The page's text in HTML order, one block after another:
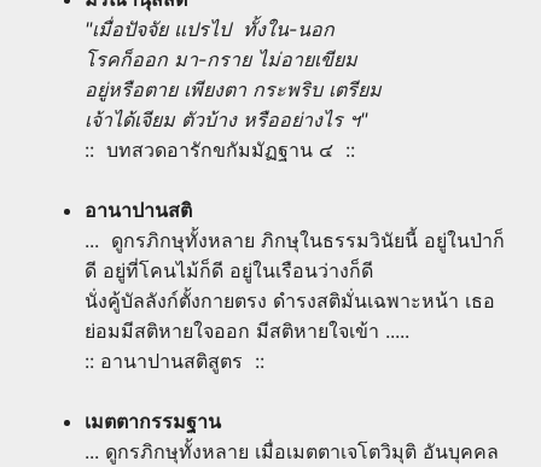
"เมื่อปัจจัย แปรไป ทั้งใน-นอก
โรคก็ออก มา-กราย ไม่อายเขียม
อยู่หรือตาย เพียงตา กระพริบ เตรียม
เจ้าได้เจียม ตัวบ้าง หรืออย่างไร ฯ"
:: บทสวดอารักขกัมมัฏฐาน ๔ ::
อานาปานสติ
... ดูกรภิกษุทั้งหลาย ภิกษุในธรรมวินัยนี้ อยู่ในป่าก็
ดี อยู่ที่โคนไม้ก็ดี อยู่ในเรือนว่างก็ดี
นั่งคู้บัลลังก์ตั้งกายตรง ดำรงสติมั่นเฉพาะหน้า เธอ
ย่อมมีสติหายใจออก มีสติหายใจเข้า .....
:: อานาปานสติสูตร ::
เมตตากรรมฐาน
... ดูกรภิกษุทั้งหลาย เมื่อเมตตาเจโตวิมุติ อันบุคคล